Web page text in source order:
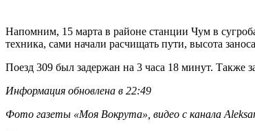
Напомним, 15 марта в районе станции Чум в
техника, сами начали расчищать пути, высота
Поезд 309 был задержан на 3 часа 18 минут.
Информация обновлена в 22:49
Фото газеты «Моя Вокрута», видео с канала